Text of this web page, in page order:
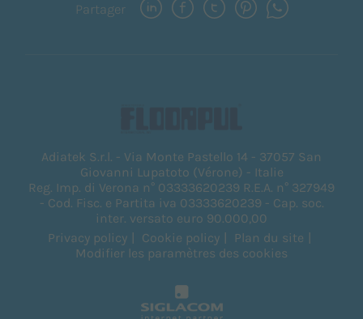
Partager
Adiatek S.r.l. - Via Monte Pastello 14 - 37057 San
Giovanni Lupatoto (Vérone) - Italie
Reg. Imp. di Verona n° 03333620239 R.E.A. n° 327949
- Cod. Fisc. e Partita iva 03333620239 - Cap. soc.
inter. versato euro 90.000,00
Privacy policy
Cookie policy
Plan du site
Modifier les paramètres des cookies